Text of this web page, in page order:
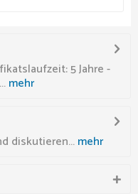
5 Jahre -
mehr
diskutieren...mehr